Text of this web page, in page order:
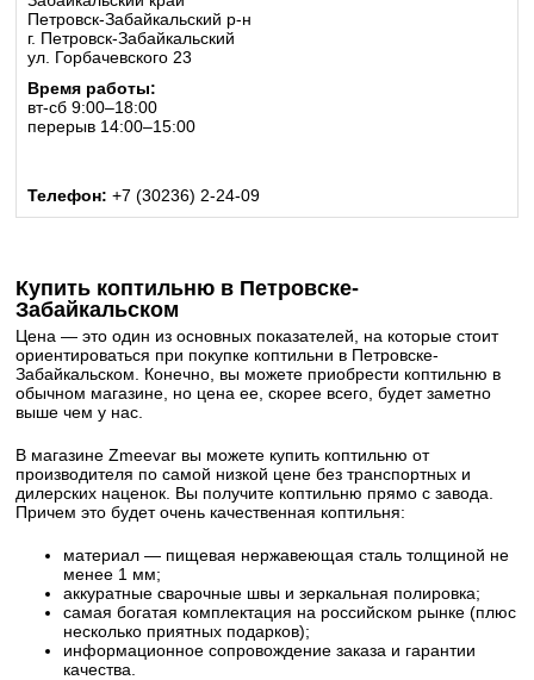
Петровск-Забайкальский р-н
г. Петровск-Забайкальский
ул. Горбачевского 23
Время работы:
вт-сб 9:00–18:00
перерыв 14:00–15:00
Телефон: +7 (30236) 2-24-09
Купить коптильню в Петровске-
Забайкальском
Цена — это один из основных показателей, на которые стоит
ориентироваться при покупке коптильни в Петровске-
Забайкальском. Конечно, вы можете приобрести коптильню в
обычном магазине, но цена ее, скорее всего, будет заметно
выше чем у нас.
В магазине Zmeevar вы можете купить коптильню от
производителя по самой низкой цене без транспортных и
дилерских наценок. Вы получите коптильню прямо с завода.
Причем это будет очень качественная коптильня:
материал — пищевая нержавеющая сталь толщиной не
менее 1 мм;
аккуратные сварочные швы и зеркальная полировка;
самая богатая комплектация на российском рынке (плюс
несколько приятных подарков);
информационное сопровождение заказа и гарантии
качества.